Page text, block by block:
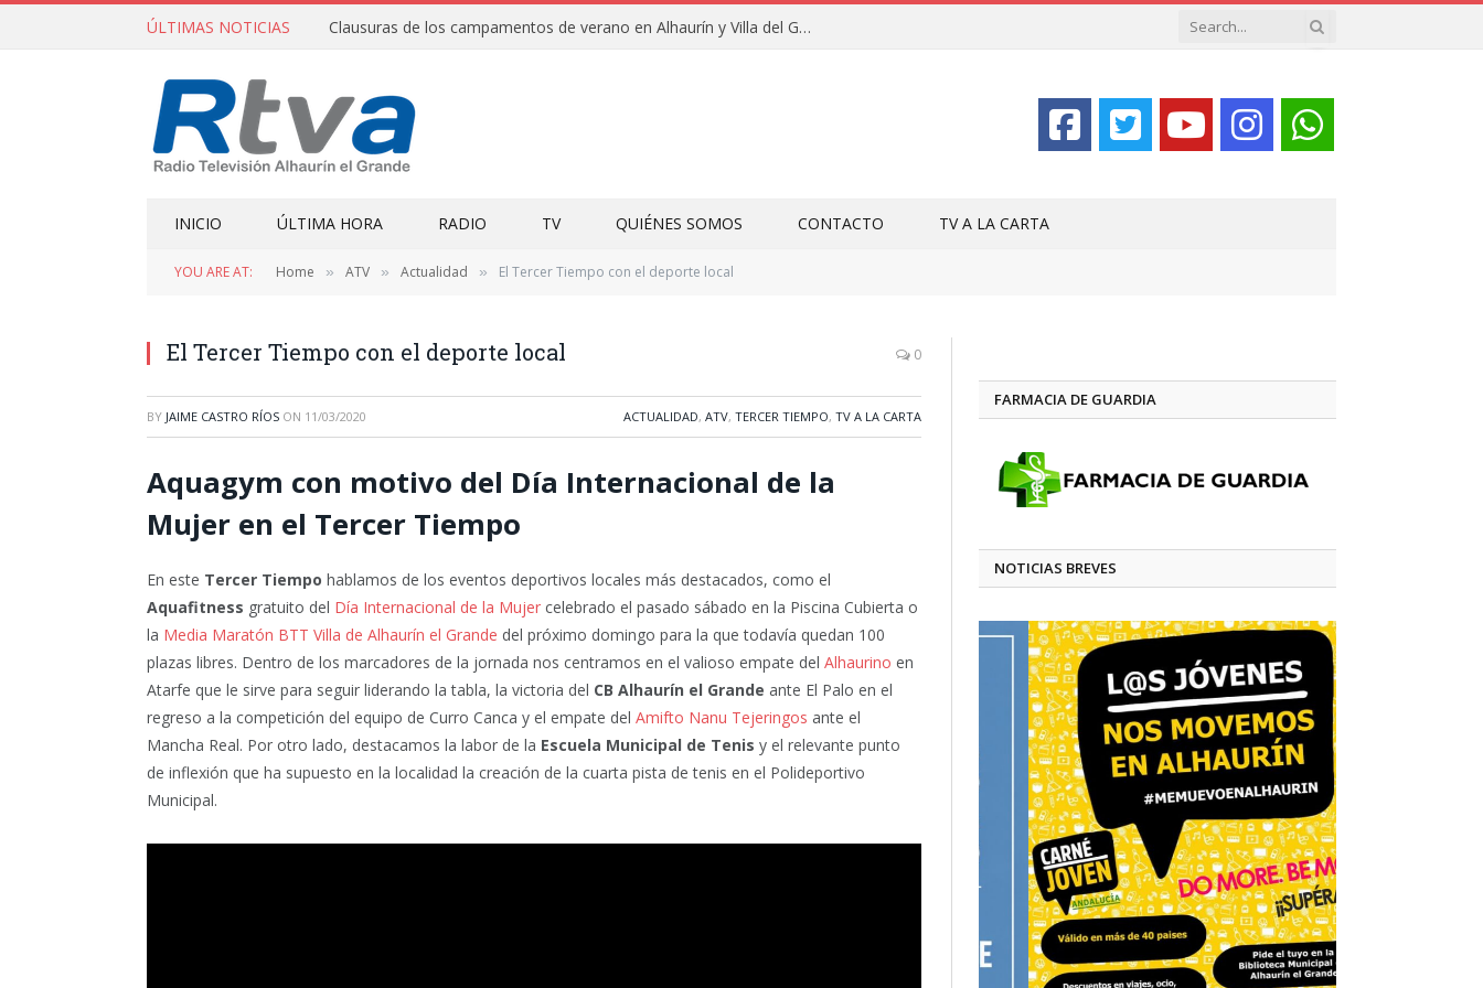
ÚLTIMAS NOTICIAS Clausuras de los campamentos de verano en Alhaurín y Villa del Guadalhorce 2026
INICIO ÚLTIMA HORA RADIO TV QUIÉNES SOMOS CONTACTO TV A LA CARTA
YOU ARE AT: Home » ATV » Actualidad » El Tercer Tiempo con el deporte local
El Tercer Tiempo con el deporte local 0
BY JAIME CASTRO RÍOS ON 11/03/2020 ACTUALIDAD, ATV, TERCER TIEMPO, TV A LA CARTA
Aquagym con motivo del Día Internacional de la
Mujer en el Tercer Tiempo
En este Tercer Tiempo hablamos de los eventos deportivos locales más destacados, como el
Aquafitness gratuito del Día Internacional de la Mujer celebrado el pasado sábado en la Piscina Cubierta o
la Media Maratón BTT Villa de Alhaurín el Grande del próximo domingo para la que todavía quedan 100
plazas libres. Dentro de los marcadores de la jornada nos centramos en el valioso empate del Alhaurino en
Atarfe que le sirve para seguir liderando la tabla, la victoria del CB Alhaurín el Grande ante El Palo en el
regreso a la competición del equipo de Curro Canca y el empate del Amifto Nanu Tejeringos ante el
Mancha Real. Por otro lado, destacamos la labor de la Escuela Municipal de Tenis y el relevante punto
de inflexión que ha supuesto en la localidad la creación de la cuarta pista de tenis en el Polideportivo
Municipal.
FARMACIA DE GUARDIA
NOTICIAS BREVES